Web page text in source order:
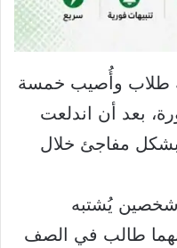
طلاب وأُصيب خمسة
بعد أن اندلعت
بشكل مفاجئ خلال
يُشتبه
طالب في الصف